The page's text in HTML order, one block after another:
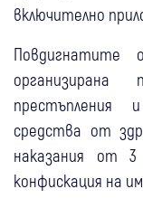
включително
Повдигнатите
организирана
престъпления
средства от
наказания от
конфискация на